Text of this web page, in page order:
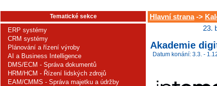
Tematické sekce
ERP systémy
CRM systémy
Plánování a řízení výroby
AI a Business Intelligence
DMS/ECM - Správa dokumentů
HRM/HCM - Řízení lidských zdrojů
EAM/CMMS - Správa majetku a údržby
Hlavní strana->
23.
Akademie
Datum konání: 3.3. -